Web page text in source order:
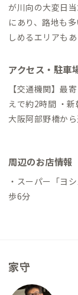
が川向の大変日
にあり、路地も
しめるエリアもあ
アクセス・駐車
【交通機関】最
えで約2時間 ・
大阪阿部野橋か
周辺のお店情報
・スーパー「ヨ
歩6分
家守